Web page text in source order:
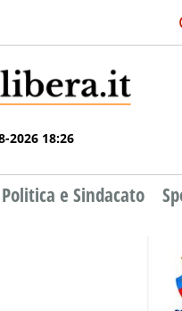
2026 18:26
Politica e Sindacato